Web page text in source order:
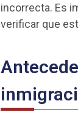
incorrecta. Es
verificar que